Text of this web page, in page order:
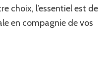
choix, l’essentiel est de
en compagnie de vos